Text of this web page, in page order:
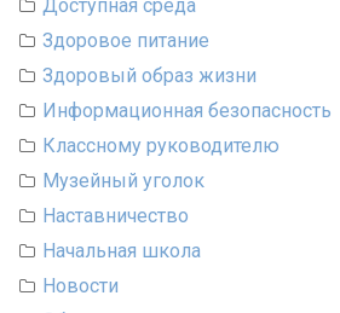
Доступная среда
Здоровое питание
Здоровый образ жизни
Информационная безопасность
Классному руководителю
Музейный уголок
Наставничество
Начальная школа
Новости